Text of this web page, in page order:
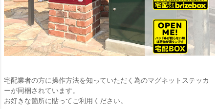
宅配業者の方に操作方法を知っていただく為のマグネットステッカ
ーが同梱されています。
お好きな箇所に貼ってご利用ください。